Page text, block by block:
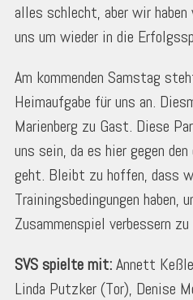
alles schlecht, aber wir
uns um wieder in die
Am kommenden Samstag
Heimaufgabe für uns an.
Marienberg zu Gast. Diese
uns sein, da es hier gegen
geht. Bleibt zu hoffen, dass
Trainingsbedingungen haben,
Zusammenspiel verbessern zu
SVS spielte mit:Annett
Linda Putzker (Tor), Denise